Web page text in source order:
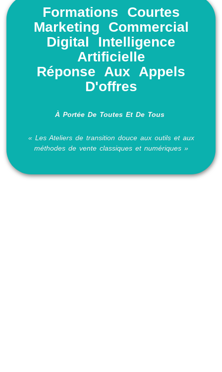
Formations Courtes
Marketing Commercial
Digital Intelligence
Artificielle
Réponse Aux Appels
D'offres
À PortéeDe Toutes Et De Tous
« Les Ateliers de transition douce aux outils et aux
méthodes de vente classiques et numériques »